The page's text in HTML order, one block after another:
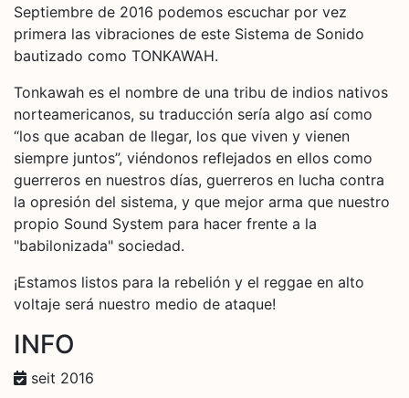
Septiembre de 2016 podemos escuchar por vez
primera las vibraciones de este Sistema de Sonido
bautizado como TONKAWAH.
Tonkawah es el nombre de una tribu de indios nativos
norteamericanos, su traducción sería algo así como
“los que acaban de llegar, los que viven y vienen
siempre juntos”, viéndonos reflejados en ellos como
guerreros en nuestros días, guerreros en lucha contra
la opresión del sistema, y que mejor arma que nuestro
propio Sound System para hacer frente a la
"babilonizada" sociedad.
¡Estamos listos para la rebelión y el reggae en alto
voltaje será nuestro medio de ataque!
INFO
seit 2016